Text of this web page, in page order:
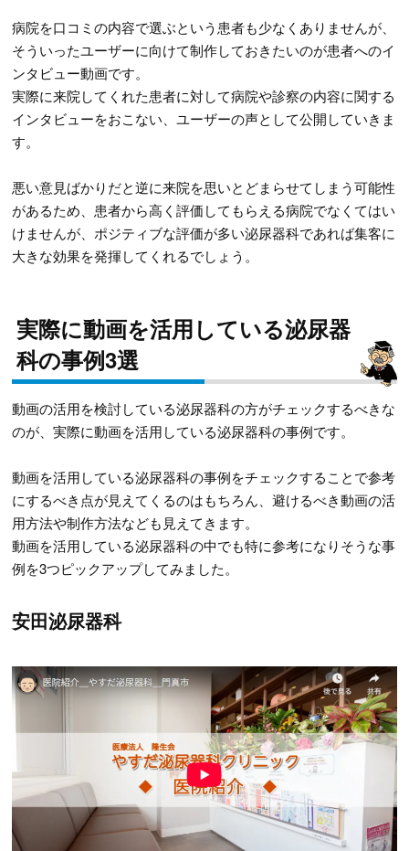
病院を口コミの内容で選ぶという患者も少なくありませんが、
そういったユーザーに向けて制作しておきたいのが患者へのイ
ンタビュー動画です。
実際に来院してくれた患者に対して病院や診察の内容に関する
インタビューをおこない、ユーザーの声として公開していきま
す。
悪い意見ばかりだと逆に来院を思いとどまらせてしまう可能性
があるため、患者から高く評価してもらえる病院でなくてはい
けませんが、ポジティブな評価が多い泌尿器科であれば集客に
大きな効果を発揮してくれるでしょう。
実際に動画を活用している泌尿器
科の事例3選
動画の活用を検討している泌尿器科の方がチェックするべきな
のが、実際に動画を活用している泌尿器科の事例です。
動画を活用している泌尿器科の事例をチェックすることで参考
にするべき点が見えてくるのはもちろん、避けるべき動画の活
用方法や制作方法なども見えてきます。
動画を活用している泌尿器科の中でも特に参考になりそうな事
例を3つピックアップしてみました。
安田泌尿器科